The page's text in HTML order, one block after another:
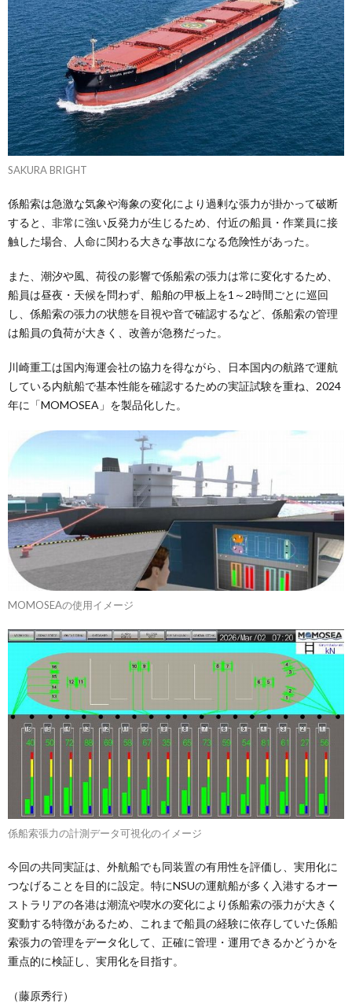
SAKURA BRIGHT
係船索は急激な気象や海象の変化により過剰な張力が掛かって破断
すると、非常に強い反発力が生じるため、付近の船員・作業員に接
触した場合、人命に関わる大きな事故になる危険性があった。
また、潮汐や風、荷役の影響で係船索の張力は常に変化するため、
船員は昼夜・天候を問わず、船舶の甲板上を1～2時間ごとに巡回
し、係船索の張力の状態を目視や音で確認するなど、係船索の管理
は船員の負荷が大きく、改善が急務だった。
川崎重工は国内海運会社の協力を得ながら、日本国内の航路で運航
している内航船で基本性能を確認するための実証試験を重ね、2024
年に「MOMOSEA」を製品化した。
MOMOSEAの使用イメージ
係船索張力の計測データ可視化のイメージ
今回の共同実証は、外航船でも同装置の有用性を評価し、実用化に
つなげることを目的に設定。特にNSUの運航船が多く入港するオー
ストラリアの各港は潮流や喫水の変化により係船索の張力が大きく
変動する特徴があるため、これまで船員の経験に依存していた係船
索張力の管理をデータ化して、正確に管理・運用できるかどうかを
重点的に検証し、実用化を目指す。
（藤原秀行）